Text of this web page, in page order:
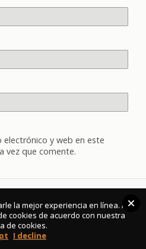
y web en este
vez que comente.
arriba
Escritorio
la mejor experiencia en línea. Al
cookies de acuerdo con nuestra
de cookies.
I decline